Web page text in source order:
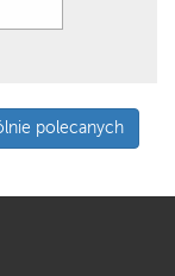
polecanych